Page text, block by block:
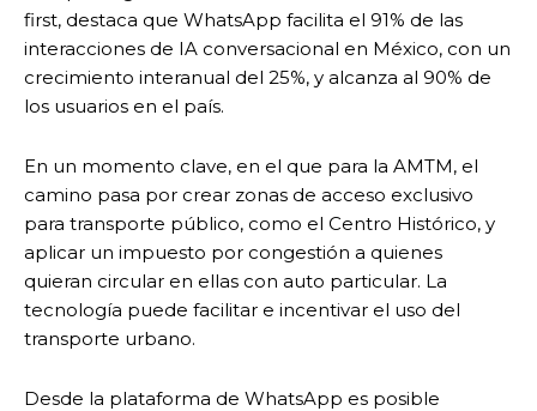
first, destaca que WhatsApp facilita el 91% de las
interacciones de IA conversacional en México, con un
crecimiento interanual del 25%, y alcanza al 90% de
los usuarios en el país.
En un momento clave, en el que para la AMTM, el
camino pasa por crear zonas de acceso exclusivo
para transporte público, como el Centro Histórico, y
aplicar un impuesto por congestión a quienes
quieran circular en ellas con auto particular. La
tecnología puede facilitar e incentivar el uso del
transporte urbano.
Desde la plataforma de WhatsApp es posible